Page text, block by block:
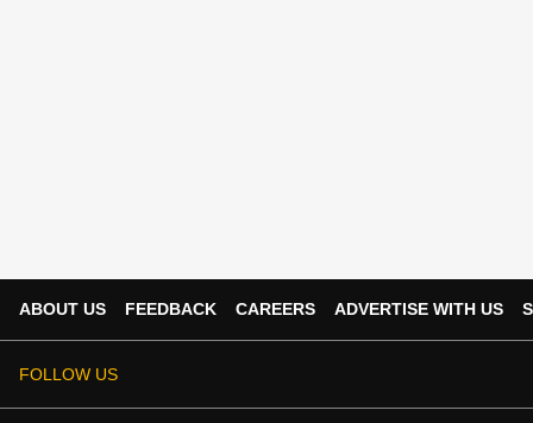
ABOUT US FEEDBACK CAREERS ADVERTISE WITH US
FOLLOW US